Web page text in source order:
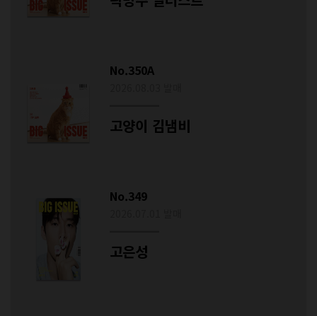
No.350A
고양이 김냄비
No.349
고은성